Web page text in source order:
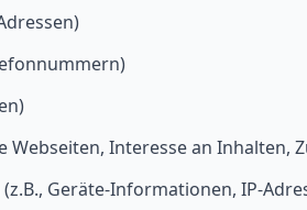
Webseiten, Interesse an Inhalten,
Geräte-Informationen, IP-